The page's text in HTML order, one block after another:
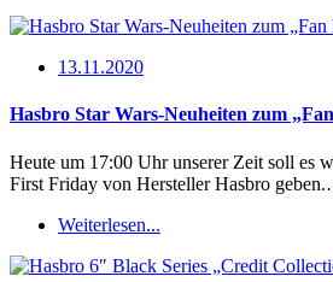
13.11.2020
Hasbro Star Wars-Neuheiten zum
Heute um 17:00 Uhr unserer Zeit soll es
First Friday von Hersteller Hasbro
Weiterlesen...